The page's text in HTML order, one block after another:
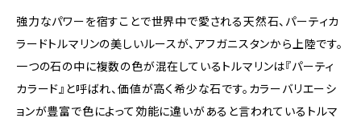
強力なパワーを宿すことで世界中で愛される天然石、パーティカ
ラードトルマリンの美しいルースが、アフガニスタンから上陸です。
一つの石の中に複数の色が混在しているトルマリンは『パーティ
カラード』と呼ばれ、価値が高く希少な石です。カラーバリエーシ
ョンが豊富で色によって効能に違いがあると言われているトルマ